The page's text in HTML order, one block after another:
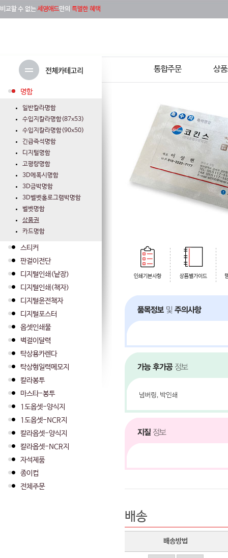
통합주문 상
명함
일반칼라명함
수입지칼라명함(87x53)
수입지칼라명함(90x50)
긴급즉석명함
디지털명함
고평량명함
3D에폭시명함
3D금박명함
3D벨벳홀로그램박명함
벨벳명함
상품권
카드명함
스티커
판걸이전단
디지털인쇄(낱장)
디지털인쇄(책자)
디지털윤전책자
디지털포스터
옵셋인쇄물
벽걸이달력
탁상용카렌다
탁상형일력메모지
칼라봉투
마스타-봉투
1도옵셋-양식지
1도옵셋-NCR지
칼라옵셋-양식지
칼라옵셋-NCR지
자석제품
종이컵
전체주문
배송
배송방법